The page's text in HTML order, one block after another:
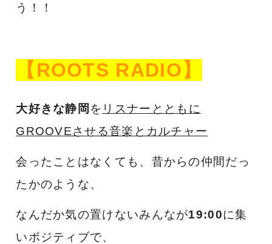
う！！
【ROOTS RADIO】
大好きな静岡 を リスナーとともに
GROOVEさせる音楽とカルチャー
会ったことはなくても、昔からの仲間だっ
たかのような、
なんだか気の置けないみんなが19:00に集
いポジティブで、